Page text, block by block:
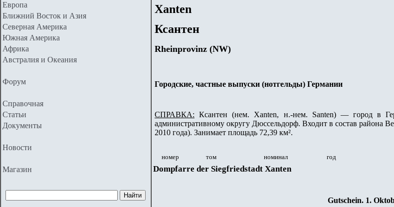
Европа
Ближний Восток и Азия
Северная Америка
Южная Америка
Африка
Австралия и Океания
Форум
Справочная
Статьи
Документы
Новости
Магазин
Xanten
Ксантен
Rheinprovinz (NW)
Городские, частные выпуски (нотгельды) Германии
СПРАВКА: Ксантен (нем. Xanten, н.-нем. Santen) — город в
административному округу Дюссельдорф. Входит в состав района
2010 года). Занимает площадь 72,39 км².
номер том номинал год
Dompfarre der Siegfriedstadt Xanten
Gutschein. 1.